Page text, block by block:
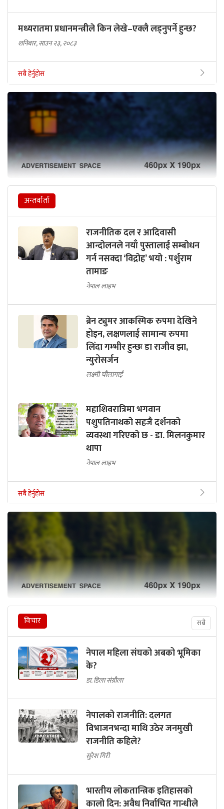
मध्यरातमा प्रधानमन्त्रीले किन लेखे–एक्लै लड्नुपर्ने हुन्छ?
शनिबार, साउन २३, २०८३
सबै हेर्नुहोस
अन्तर्वार्ता
राजनीतिक दल र आदिवासी
आन्दोलनले नयाँ पुस्तालाई सम्बोधन
गर्न नसक्दा ‘विद्रोह’ भयो : पर्शुराम
तामाङ
नेपाल लाइभ
ब्रेन ट्युमर आकस्मिक रुपमा देखिने
होइन, लक्षणलाई सामान्य रुपमा
लिँदा गम्भीर हुन्छः डा राजीव झा,
न्युरोसर्जन
लक्ष्मी चौलागाईं
महाशिवरात्रिमा भगवान
पशुपतिनाथको सहजै दर्शनको
व्यवस्था गरिएको छ - डा. मिलनकुमार
थापा
नेपाल लाइभ
सबै हेर्नुहोस
विचार सबै
नेपाल महिला संघको अबको भूमिका
के?
डा. डिला संग्रौला
नेपालको राजनीति: दलगत
विभाजनभन्दा माथि उठेर जनमुखी
राजनीति कहिले?
सुरेश गिरी
भारतीय लोकतान्त्रिक इतिहासको
कालो दिन: अवैध निर्वाचित गान्धीले